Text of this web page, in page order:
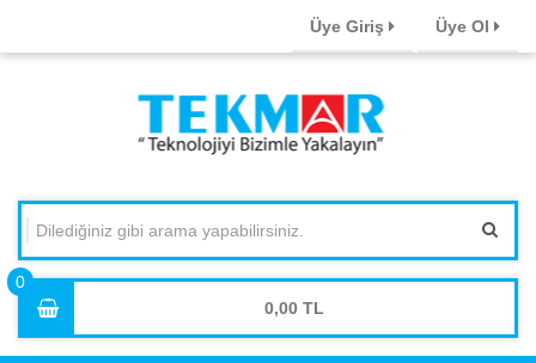
Üye Giriş Üye Ol
0,00